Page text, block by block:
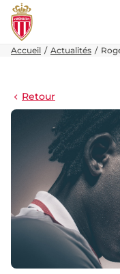
Accueil Actualités
Retour